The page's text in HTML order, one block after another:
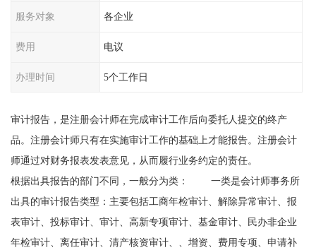
服务对象 各企业
费用 电议
办理时间 5个工作日
审计报告，是注册会计师在完成审计工作后向委托人提交的终产
品。注册会计师只有在实施审计工作的基础上才能报告。注册会计
师通过对财务报表发表意见，从而履行业务约定的责任。
根据出具报告的部门不同，一般分为类： 一类是会计师事务所
出具的审计报告类型：主要包括工商年检审计、解除异常审计、报
表审计、投标审计、审计、高新专项审计、基金审计、民办非企业
年检审计、离任审计、清产核资审计、、增资、费用专项、申请补